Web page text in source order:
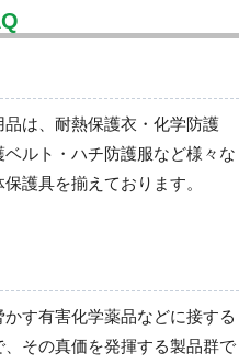
工事作業用品
クリーンルーム対策用品
救急医療品
ウイルス対策用品
デュポン(TM) タイベッ
ク(R)製
品は、耐熱保護衣・化学防護
ルト・ハチ防護服など様々な
護具を揃えております。
す有害化学薬品などに接する
その真価を発揮する製品群で